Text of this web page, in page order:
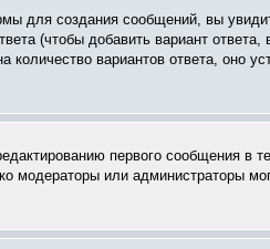
для создания сообщений, вы
(чтобы добавить вариант ответа,
вариантов ответа, оно
первого сообщения в
модераторы или администраторы